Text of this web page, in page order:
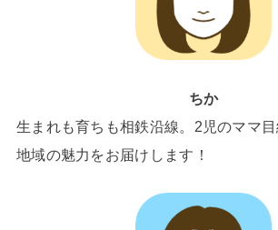
ちか
生まれも育ちも相鉄沿線。2児のママ
地域の魅力をお届けします！